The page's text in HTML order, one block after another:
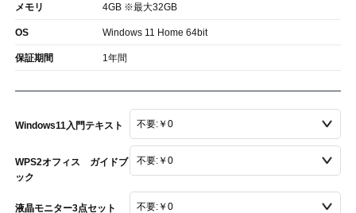
メモリ 4GB ※最大32GB
OS Windows 11 Home 64bit
保証期間 1年間
Windows11入門テキスト
WPS2オフィス ガイドブ
ック
液晶モニター3点セット